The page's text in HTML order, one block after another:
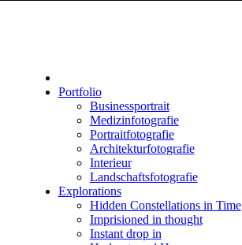
Portfolio
Businessportrait
Medizinfotografie
Portraitfotografie
Architekturfotografie
Interieur
Landschaftsfotografie
Explorations
Hidden Constellations in Time
Imprisioned in thought
Instant drop in